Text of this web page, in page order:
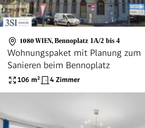
1080 WIEN, Bennoplatz 1A/2 bis 4
Wohnungspaket mit Planung zum
Sanieren beim Bennoplatz
106 m² 4 Zimmer